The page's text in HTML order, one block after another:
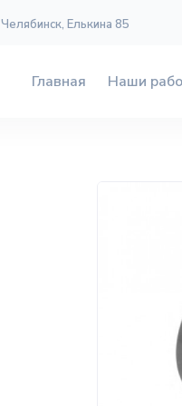
Челябинск, Елькина 85
Главная Наши